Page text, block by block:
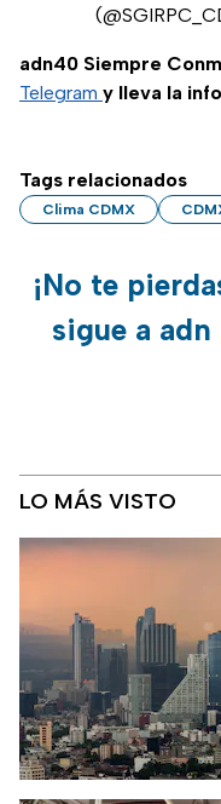
adn40 Siempre
Telegram y lleva la
Tags relacionados
Clima CDMX
¡No te
sigue a
LO MÁS VISTO